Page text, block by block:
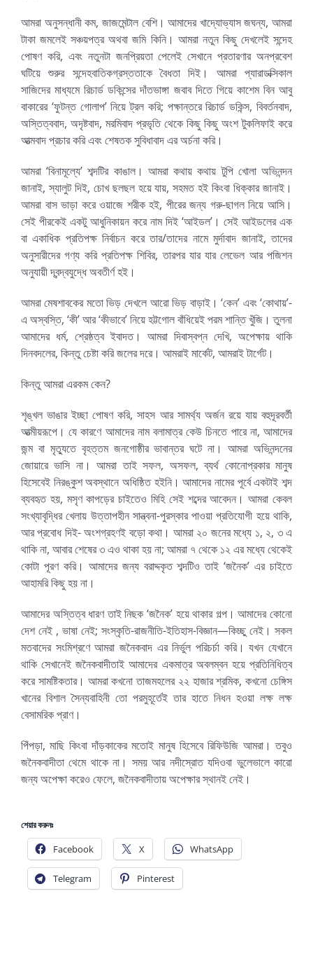
আমরা অনুসন্ধানী কম, জাজমেন্টাল বেশি। আমাদের খাদ্যোভ্যাস জঘন্য, আমরা
টাকা জমলেই সঞ্চয়পত্র অথবা জমি কিনি। আমরা নতুন কিছু দেখলেই সন্দেহ
পোষণ করি, এবং নতুনটা জনপ্রিয়তা পেলেই সেখানে প্রতারণার অনপ্রবেশ
ঘটিয়ে শুরুর সন্দেহবাতিকগ্রস্ততাকে বৈধতা দিই। আমরা প্যারাডক্সিকাল
সাজিদের মাধ্যমে রিচার্ড ডকিন্সের দাঁতভাঙ্গা জবাব দিতে গিয়ে কাশেম বিন আবু
বাকারের ‘ফুটন্ত গোলাপ’ নিয়ে ট্রল করি; পক্ষান্তরে রিচার্ড ডকিন্স, বিবর্তনবাদ,
অস্তিত্ববাদ, অদৃষ্টবাদ, মরমিবাদ প্রভৃতি থেকে কিছু কিছু অংশ টুকলিফাই করে
আত্মবাদ প্রচার করি এবং শেষতক সুবিধাবাদ এর অর্চনা করি।
আমরা ‘বিনামূল্যে’ শব্দটির কাঙাল। আমরা কথায় কথায় টুপি খোলা অভিনন্দন
জানাই, স্যালুট দিই, চোখ ছলছল হয়ে যায়, সহমত হই কিংবা ধিক্কার জানাই।
আমরা বাস ভাড়া করে ওয়াজে শরীক হই, পীরের জন্য গরু-ছাগল নিয়ে আসি।
সেই পীরকেই একটু আধুনিকায়ন করে নাম দিই ‘আইডল’। সেই আইডলের এক
বা একাধিক প্রতিপক্ষ নির্বাচন করে তার/তাদের নামে মুর্দাবাদ জানাই, তাদের
অনুসারীদের গণ্য করি প্রতিপক্ষ শিবির, তারপর যার যার লেভেল আর পজিশন
অনুযায়ী দ্বন্দ্বযুদ্ধে অবতীর্ণ হই।
আমরা মেষশাবকের মতো ভিড় দেখলে আরো ভিড় বাড়াই। ‘কেন’ এবং ‘কোথায়’-
এ অস্বস্তি, ‘কী’ আর ‘কীভাবে’ নিয়ে হট্টগোল বাঁধিয়েই পরম শান্তি খুঁজি। তুলনা
আমাদের ধর্ম, শ্রেষ্ঠত্ব ইবাদত। আমরা দিবাস্বপ্ন দেখি, অপেক্ষায় থাকি
দিনবদলের, কিন্তু চেষ্টা করি জলের দরে। আমরাই মার্কেট, আমরাই টার্গেট।
কিন্তু আমরা এরকম কেন?
শৃঙ্খল ভাঙার ইচ্ছা পোষণ করি, সাহস আর সামর্থ্য অর্জন রয়ে যায় বহুদূরবর্তী
আত্মীয়রূপে। যে কারণে আমাদের নাম বলামাত্র কেউ চিনতে পারে না, আমাদের
জন্ম বা মৃত্যুতে বৃহত্তম জনগোষ্ঠীর ভাবান্তর ঘটে না। আমরা অভিনন্দনের
জোয়ারে ভাসি না। আমরা তাই সফল, অসফল, ব্যর্থ কোনোপ্রকার মানুষ
হিসেবেই নিরঙ্কুশ অবস্থানে অধিষ্ঠিত হইনি। আমাদের নামের পূর্বে একটাই শব্দ
ব্যবহৃত হয়, মসৃণ কাপড়ের চাইতেও মিহি সেই শব্দের আবেদন। আমরা কেবল
সংখ্যাবৃদ্ধির খেলায় উত্তাপহীন সান্ত্বনা-পুরস্কার পাওয়া প্রতিযোগী হয়ে থাকি,
আর প্রবোধ দিই- অংশগ্রহণই বড়ো কথা। আমরা ২০ জনের মধ্যে ১, ২, ৩ এ
থাকি না, আবার শেষের ৩ এও থাকা হয় না; আমরা ৭ থেকে ১২ এর মধ্যে থেকেই
কোটা পূরণ করি। আমাদের জন্য বরাদ্দকৃত শব্দটিও তাই ‘জনৈক’ এর চাইতে
আহামরি কিছু হয় না।
আমাদের অস্তিত্ব ধারণ তাই নিছক ‘জনৈক’ হয়ে থাকার গল্প। আমাদের কোনো
দেশ নেই , ভাষা নেই; সংস্কৃতি-রাজনীতি-ইতিহাস-বিজ্ঞান—কিচ্ছু নেই। সকল
মতবাদের সংমিশ্রণে আমরা জনৈকবাদ এর নির্ভুল পরিচর্চা করি। যখন যেখানে
থাকি সেখানেই জনৈকবাদীতাই আমাদের একমাত্র অবলম্বন হয়ে প্রতিনিধিত্ব
করে সামষ্টিকতার। আমরা কখনো তাজমহলের ২২ হাজার শ্রমিক, কখনো চেঙ্গিস
খানের বিশাল সৈন্যবাহিনী তো পরমুহূর্তেই তার হাতে নিধন হওয়া লক্ষ লক্ষ
বেসামরিক প্রাণ।
পিঁপড়া, মাছি কিংবা দাঁড়কাকের মতোই মানুষ হিসেবে রিফিউজি আমরা। তবুও
জনৈকবাদীতা থেমে থাকে না। সময় আর নদীস্রোত যদিওবা ভুলেভালে কারো
জন্য অপেক্ষা করেও ফেলে, জনৈকবাদীতায় অপেক্ষার স্থানই নেই।
শেয়ার করুনঃ
Facebook X WhatsApp
Telegram Pinterest